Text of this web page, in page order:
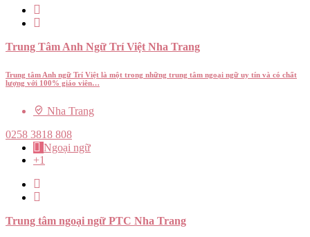
Trung Tâm Anh Ngữ Trí Việt Nha Trang
Trung tâm Anh ngữ Trí Việt là một trong những trung tâm ngoại ngữ uy tín và có chất
lượng với 100% giáo viên…
Nha Trang
0258 3818 808
Ngoại ngữ
+1
Trung tâm ngoại ngữ PTC Nha Trang